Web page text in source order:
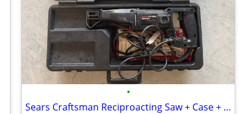
•
Sears Craftsman Reciproacting Saw + Case + Extra Blades